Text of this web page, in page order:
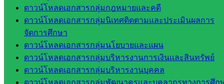
ดาวน์โหลดเอกสารกลุ่มกฎหมายและคดี
ดาวน์โหลดเอกสารกลุ่มนิเทศติดตามและประเมินผลการ
จัดการศึกษา
ดาวน์โหลดเอกสารกลุ่มนโยบายและแผน
ดาวน์โหลดเอกสารกลุ่มบริหารงานการเงินและสินทรัพย์
ดาวน์โหลดเอกสารกลุ่มบริหารงานบุคคล
ดาวน์โหลดเอกสารกลุ่มพัฒนาครูและบุคลากรทางการศึก
เว็บไซต์
หลักสูตร
ต้าน
ทุจริต
ห้อง
นิเทศ